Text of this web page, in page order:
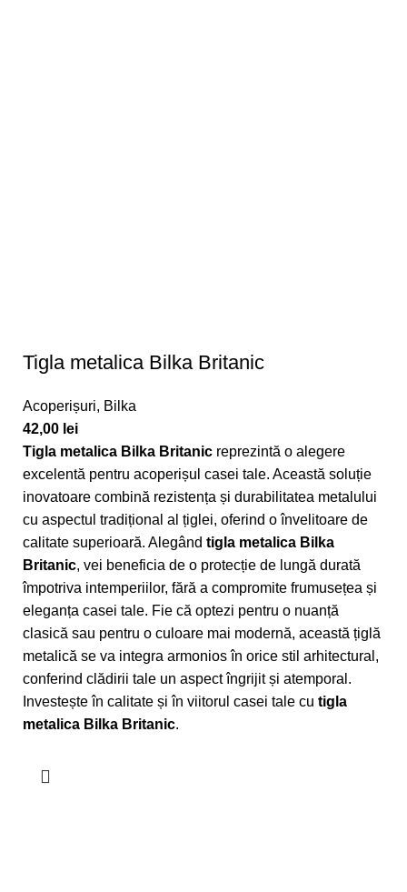
Tigla metalica Bilka Britanic
Acoperișuri, Bilka
42,00 lei
Tigla metalica Bilka Britanic reprezintă o alegere
excelentă pentru acoperișul casei tale. Această soluție
inovatoare combină rezistența și durabilitatea metalului
cu aspectul tradițional al țiglei, oferind o învelitoare de
calitate superioară. Alegând tigla metalica Bilka
Britanic, vei beneficia de o protecție de lungă durată
împotriva intemperiilor, fără a compromite frumusețea și
eleganța casei tale. Fie că optezi pentru o nuanță
clasică sau pentru o culoare mai modernă, această țiglă
metalică se va integra armonios în orice stil arhitectural,
conferind clădirii tale un aspect îngrijit și atemporal.
Investește în calitate și în viitorul casei tale cu tigla
metalica Bilka Britanic.